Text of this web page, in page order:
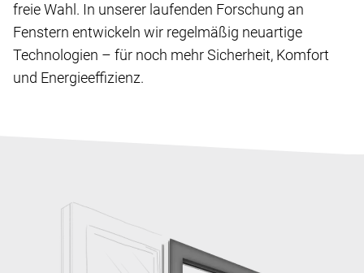
freie Wahl. In unserer laufenden Forschung an
Fenstern entwickeln wir regelmäßig neuartige
Technologien – für noch mehr Sicherheit, Komfort
und Energieeffizienz.